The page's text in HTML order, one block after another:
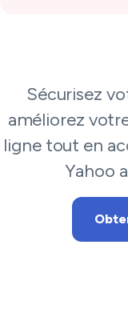
Sécurisez
améliorez
ligne tout en
Yahoo